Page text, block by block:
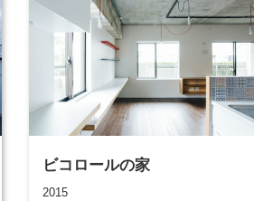
ビコロールの家
2015